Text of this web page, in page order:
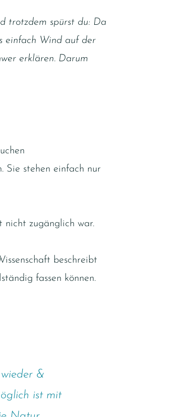
trotzdem spürst du: Da
einfach Wind auf der
erklären. Darum
Sie stehen einfach nur
nicht zugänglich war.
beschreibt
fassen können.
&
ist mit